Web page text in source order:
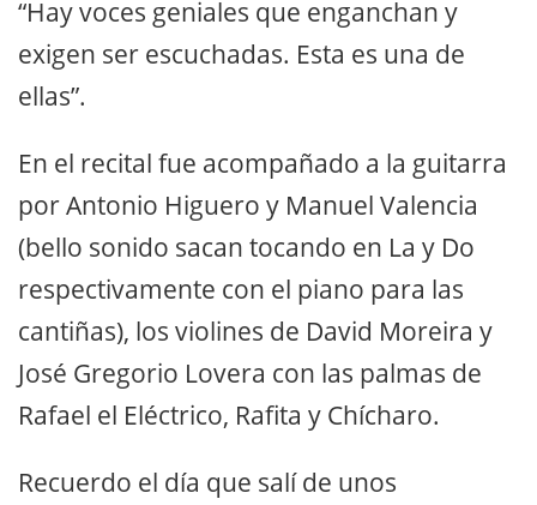
“Hay voces geniales que enganchan y
exigen ser escuchadas. Esta es una de
ellas”.
En el recital fue acompañado a la guitarra
por Antonio Higuero y Manuel Valencia
(bello sonido sacan tocando en La y Do
respectivamente con el piano para las
cantiñas), los violines de David Moreira y
José Gregorio Lovera con las palmas de
Rafael el Eléctrico, Rafita y Chícharo.
Recuerdo el día que salí de unos